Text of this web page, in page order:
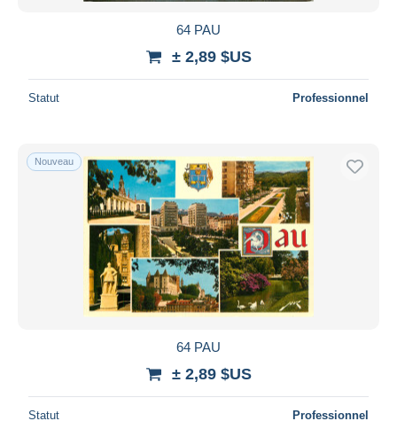
64 PAU
± 2,89 $US
Statut Professionnel
Nouveau
64 PAU
± 2,89 $US
Statut Professionnel